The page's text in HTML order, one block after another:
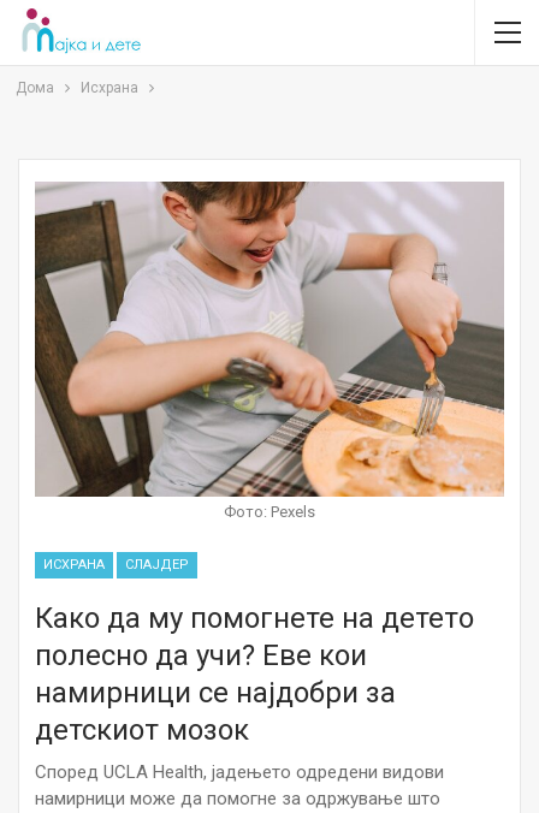
Дома Исхрана
Фото: Pexels
ИСХРАНА СЛАЈДЕР
Како да му помогнете на детето
полесно да учи? Еве кои
намирници се најдобри за
детскиот мозок
Според UCLA Health, јадењето одредени видови
намирници може да помогне за одржување што